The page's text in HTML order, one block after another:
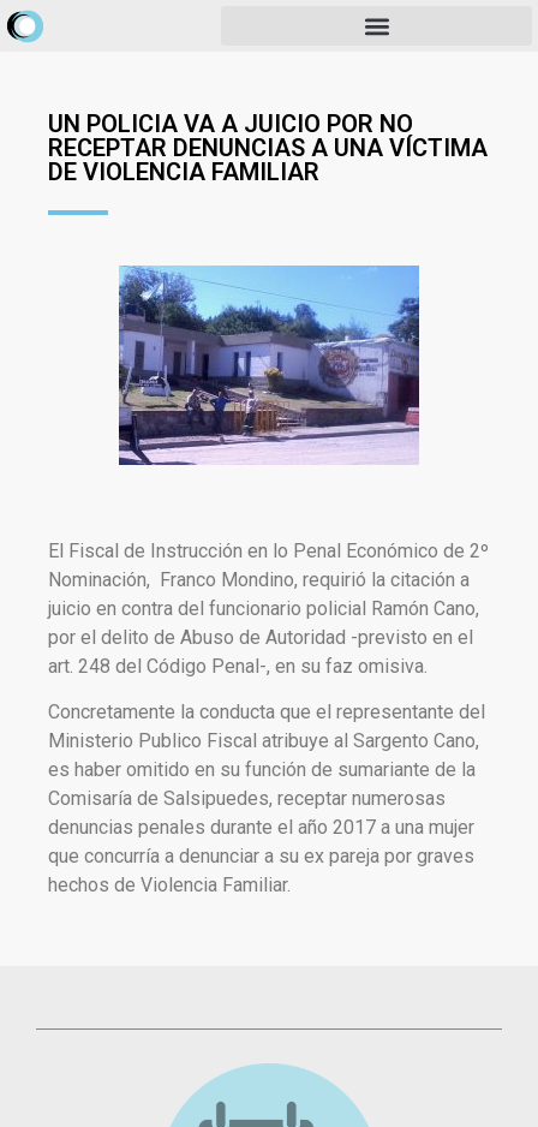
UN POLICIA VA A JUICIO POR NO
RECEPTAR DENUNCIAS A UNA VÍCTIMA
DE VIOLENCIA FAMILIAR
El Fiscal de Instrucción en lo Penal Económico de 2º
Nominación, Franco Mondino, requirió la citación a
juicio en contra del funcionario policial Ramón Cano,
por el delito de Abuso de Autoridad -previsto en el
art. 248 del Código Penal-, en su faz omisiva.
Concretamente la conducta que el representante del
Ministerio Publico Fiscal atribuye al Sargento Cano,
es haber omitido en su función de sumariante de la
Comisaría de Salsipuedes, receptar numerosas
denuncias penales durante el año 2017 a una mujer
que concurría a denunciar a su ex pareja por graves
hechos de Violencia Familiar.